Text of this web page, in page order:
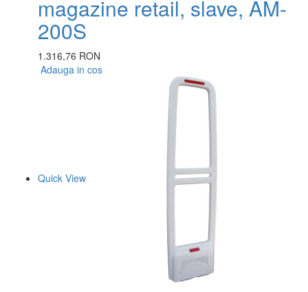
magazine retail, slave, AM-
200S
1.316,76 RON
Adauga in cos
Quick View